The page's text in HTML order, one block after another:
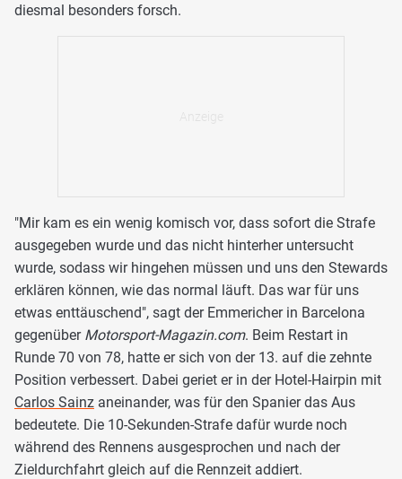
diesmal besonders forsch.
"Mir kam es ein wenig komisch vor, dass sofort die Strafe
ausgegeben wurde und das nicht hinterher untersucht
wurde, sodass wir hingehen müssen und uns den Stewards
erklären können, wie das normal läuft. Das war für uns
etwas enttäuschend", sagt der Emmericher in Barcelona
gegenüberMotorsport-Magazin.com. Beim Restart in
Runde 70 von 78, hatte er sich von der 13. auf die zehnte
Position verbessert. Dabei geriet er in der Hotel-Hairpin mit
Carlos Sainz aneinander, was für den Spanier das Aus
bedeutete. Die 10-Sekunden-Strafe dafür wurde noch
während des Rennens ausgesprochen und nach der
Zieldurchfahrt gleich auf die Rennzeit addiert.